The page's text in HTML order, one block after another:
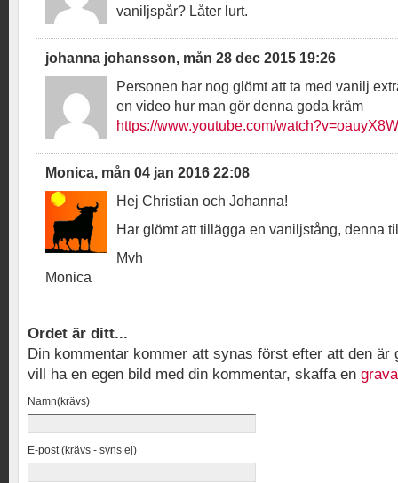
vaniljspår? Låter lurt.
johanna johansson, mån 28 dec 2015 19:26
Personen har nog glömt att ta med vanilj
en video hur man gör denna goda kräm
https://www.youtube.com/
Monica, mån 04 jan 2016 22:08
Hej Christian och Johanna!
Har glömt att tillägga en vaniljstång, denna
Mvh
Monica
Ordet är ditt...
Din kommentar kommer att synas först efter att den är
vill ha en egen bild med din kommentar, skaffa en
Namn(krävs)
E-post (krävs - syns ej)